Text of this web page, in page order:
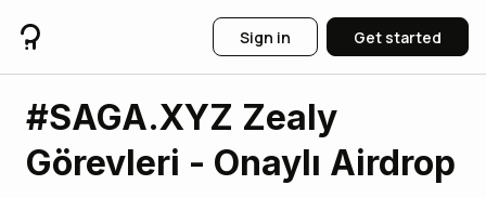
Sign in Get started
#SAGA.XYZ Zealy
Görevleri - Onaylı Airdrop